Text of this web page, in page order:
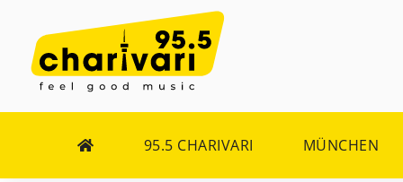
Inhalt
springen
95.5 CHARIVARI MÜNCHEN